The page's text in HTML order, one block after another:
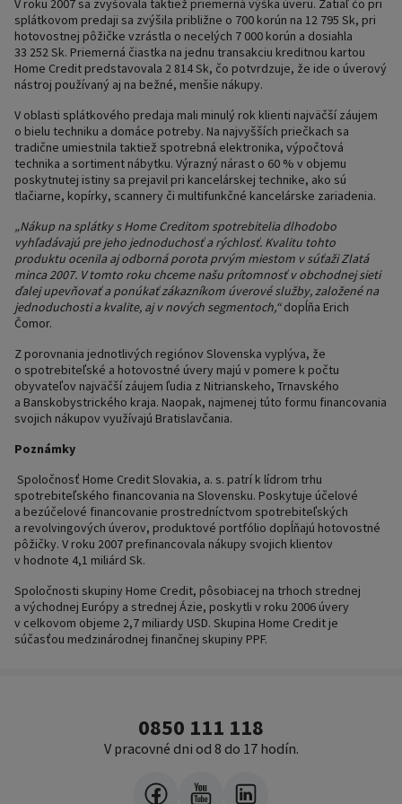
V roku 2007 sa zvyšovala taktiež priemerná výška úveru. Zatiaľ čo pri
splátkovom predaji sa zvýšila približne o 700 korún na 12 795 Sk, pri
hotovostnej pôžičke vzrástla o necelých 7 000 korún a dosiahla
33 252 Sk. Priemerná čiastka na jednu transakciu kreditnou kartou
Home Credit predstavovala 2 814 Sk, čo potvrdzuje, že ide o úverový
nástroj používaný aj na bežné, menšie nákupy.
V oblasti splátkového predaja mali minulý rok klienti najväčší záujem
o bielu techniku a domáce potreby. Na najvyšších priečkach sa
tradične umiestnila taktiež spotrebná elektronika, výpočtová
technika a sortiment nábytku. Výrazný nárast o 60 % v objemu
poskytnutej istiny sa prejavil pri kancelárskej technike, ako sú
tlačiarne, kopírky, scannery či multifunkčné kancelárske zariadenia.
„Nákup na splátky s Home Creditom spotrebitelia dlhodobo
vyhľadávajú pre jeho jednoduchosť a rýchlosť. Kvalitu tohto
produktu ocenila aj odborná porota prvým miestom v súťaži Zlatá
minca 2007. V tomto roku chceme našu prítomnosť v obchodnej sieti
ďalej upevňovať a ponúkať zákazníkom úverové služby, založené na
jednoduchosti a kvalite, aj v nových segmentoch,“dopĺňa Erich
Čomor.
Z porovnania jednotlivých regiónov Slovenska vyplýva, že
o spotrebiteľské a hotovostné úvery majú v pomere k počtu
obyvateľov najväčší záujem ľudia z Nitrianskeho, Trnavského
a Banskobystrického kraja. Naopak, najmenej túto formu financovania
svojich nákupov využívajú Bratislavčania.
Poznámky
Spoločnosť Home Credit Slovakia, a. s. patrí k lídrom trhu
spotrebiteľského financovania na Slovensku. Poskytuje účelové
a bezúčelové financovanie prostredníctvom spotrebiteľských
a revolvingových úverov, produktové portfólio dopĺňajú hotovostné
pôžičky. V roku 2007 prefinancovala nákupy svojich klientov
v hodnote 4,1 miliárd Sk.
Spoločnosti skupiny Home Credit, pôsobiacej na trhoch strednej
a východnej Európy a strednej Ázie, poskytli v roku 2006 úvery
v celkovom objeme 2,7 miliardy USD. Skupina Home Credit je
súčasťou medzinárodnej finančnej skupiny PPF.
0850 111 118
V pracovné dni od 8 do 17 hodín.